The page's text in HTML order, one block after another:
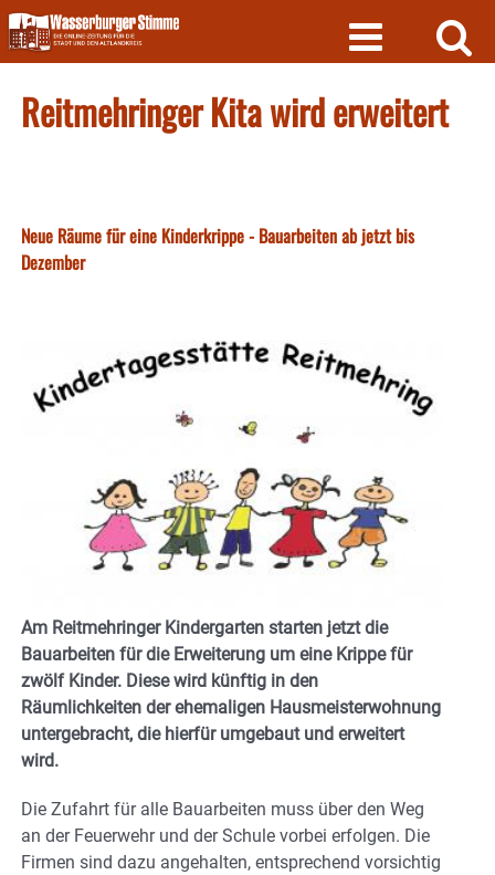
Skip
to
content
Reitmehringer Kita wird erweitert
Neue Räume für eine Kinderkrippe - Bauarbeiten ab jetzt bis
Dezember
Am Reitmehringer Kindergarten starten jetzt die
Bauarbeiten für die Erweiterung um eine Krippe für
zwölf Kinder. Diese wird künftig in den
Räumlichkeiten der ehemaligen Hausmeisterwohnung
untergebracht, die hierfür umgebaut und erweitert
wird.
Die Zufahrt für alle Bauarbeiten muss über den Weg
an der Feuerwehr und der Schule vorbei erfolgen. Die
Firmen sind dazu angehalten, entsprechend vorsichtig